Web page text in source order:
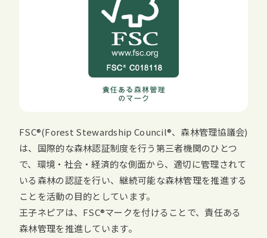
FSC (Forest Stewardship Council 、森林管理協議会)
は、国際的な森林認証制度を行う第三者機関のひとつ
で、環境・社会・経済的な側面から、適切に管理されて
いる森林の認証を行い、継続可能な森林管理を推進する
ことを活動の目的としています。
王子ネピアは、 FSC マークを付けることで、責任ある
森林管理を推進しています。